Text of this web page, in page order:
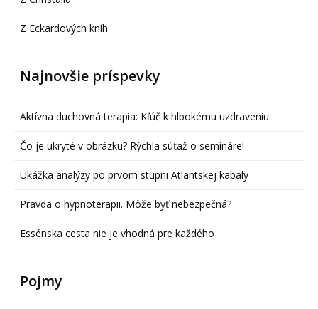
Z Eckardových kníh
Najnovšie príspevky
Aktívna duchovná terapia: Kľúč k hlbokému uzdraveniu
Čo je ukryté v obrázku? Rýchla súťaž o semináre!
Ukážka analýzy po prvom stupni Atlantskej kabaly
Pravda o hypnoterapii. Môže byť nebezpečná?
Essénska cesta nie je vhodná pre každého
Pojmy